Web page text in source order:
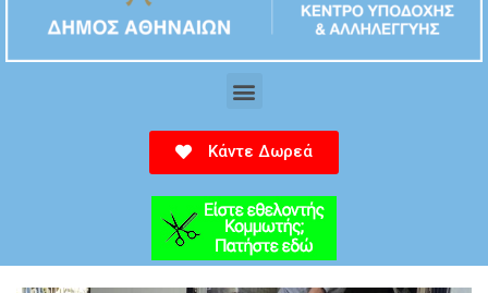
Κάντε Δωρεά